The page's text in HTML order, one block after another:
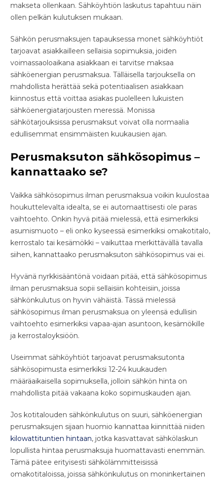
makseta ollenkaan. Sähköyhtiön laskutus tapahtuu näin
ollen pelkän kulutuksen mukaan.
Sähkön perusmaksujen tapauksessa monet sähköyhtiöt
tarjoavat asiakkailleen sellaisia sopimuksia, joiden
voimassaoloaikana asiakkaan ei tarvitse maksaa
sähköenergian perusmaksua. Tälläisella tarjouksella on
mahdollista herättää sekä potentiaalisen asiakkaan
kiinnostus että voittaa asiakas puolelleen lukuisten
sähköenergiatarjousten meressä. Monissa
sähkötarjouksissa perusmaksut voivat olla normaalia
edullisemmat ensimmäisten kuukausien ajan.
Perusmaksuton sähkösopimus –
kannattaako se?
Vaikka sähkösopimus ilman perusmaksua voikin kuulostaa
houkuttelevalta idealta, se ei automaattisesti ole paras
vaihtoehto. Onkin hyvä pitää mielessä, että esimerkiksi
asumismuoto – eli onko kyseessä esimerkiksi omakotitalo,
kerrostalo tai kesämökki – vaikuttaa merkittävällä tavalla
siihen, kannattaako perusmaksuton sähkösopimus vai ei.
Hyvänä nyrkkisääntönä voidaan pitää, että sähkösopimus
ilman perusmaksua sopii sellaisiin kohteisiin, joissa
sähkönkulutus on hyvin vähäistä. Tässä mielessä
sähkösopimus ilman perusmaksua on yleensä edullisin
vaihtoehto esimerkiksi vapaa-ajan asuntoon, kesämökille
ja kerrostaloyksiöön.
Useimmat sähköyhtiöt tarjoavat perusmaksutonta
sähkösopimusta esimerkiksi 12-24 kuukauden
määräaikaisella sopimuksella, jolloin sähkön hinta on
mahdollista pitää vakaana koko sopimuskauden ajan.
Jos kotitalouden sähkönkulutus on suuri, sähköenergian
perusmaksujen sijaan huomio kannattaa kiinnittää niiden
kilowattituntien hintaan, jotka kasvattavat sähkölaskun
lopullista hintaa perusmaksuja huomattavasti enemmän.
Tämä pätee erityisesti sähkölämmitteisissä
omakotitaloissa, joissa sähkönkulutus on moninkertainen